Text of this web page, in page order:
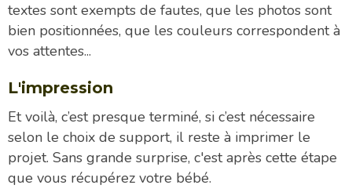
textes sont exempts de fautes, que les photos sont
bien positionnées, que les couleurs correspondent à
vos attentes...
L'impression
Et voilà, c’est presque terminé, si c’est nécessaire
selon le choix de support, il reste à imprimer le
projet. Sans grande surprise, c'est après cette étape
que vous récupérez votre bébé.